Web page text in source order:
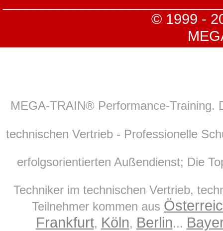
© 1999 -
MEGA-TRAIN® Performance-Training.
technischen Vertrieb - Professionelle
erfolgsorientierten Außendienst; Die
Techniker im technischen Vertrieb,
Teilnehmer kommen aus
Frankfurt, Köln, Berlin...